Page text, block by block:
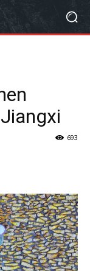
693